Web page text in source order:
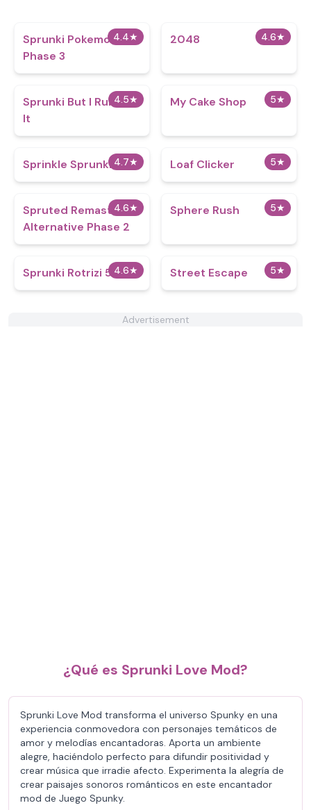
4.4★
Sprunki Pokemon
Phase 3
4.6★
2048
4.5★
Sprunki But I Ruined
It
5★
My Cake Shop
4.7★
Sprinkle Sprunki 5★
Loaf Clicker
4.6★
Spruted Remastered
Alternative Phase 2
5★
Sphere Rush
4.6★
Sprunki Rotrizi 5.0 5★
Street Escape
Advertisement
¿Qué es Sprunki Love Mod?
Sprunki Love Mod transforma el universo Spunky en una
experiencia conmovedora con personajes temáticos de
amor y melodías encantadoras. Aporta un ambiente
alegre, haciéndolo perfecto para difundir positividad y
crear música que irradie afecto. Experimenta la alegría de
crear paisajes sonoros románticos en este encantador
mod de Juego Spunky.